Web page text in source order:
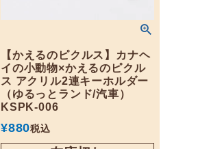
【かえるのピクルス】カナヘ
イの小動物×かえるのピクル
ス アクリル2連キーホルダー
（ゆるっとランド/汽車）
KSPK-006
¥880税込